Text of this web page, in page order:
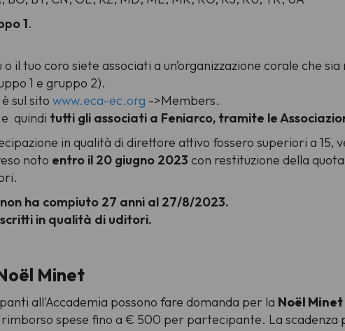
1.
o il tuo coro siete associati a un’organizzazione corale che
1 e gruppo 2).
sul sito www.eca-ec.org ->Members.
quindi tutti gli associati a Feniarco, tramite le
in qualità di direttore attivo fossero superiori a 15,
noto entro il 20 giugno 2023 con restituzione della
ha compiuto 27 anni al 27/8/2023.
in qualità di uditori.
Minet
all'Accademia possono fare domanda per la Noël
spese fino a € 500 per partecipante. La